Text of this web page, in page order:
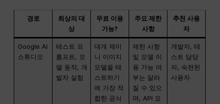
경로
최상의 대
상
무료 이용
가능?
주요 제한
사항
추천 사용
자
Google AI
스튜디오
테스트 프
롬프트, 모
델 동작, 개
발자 실험
대개 제미
니 이미지
모델을 테
스트하기
에 가장 적
합한 공식
제한 사항
및 모델 이
용 가능 여
부는 달라
질 수 있으
며, API 요
개발자, 테
스트 담당
자, 숙련된
사용자